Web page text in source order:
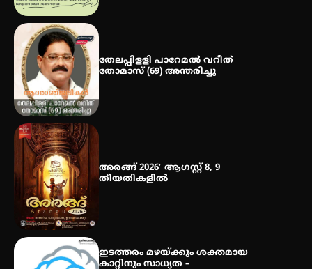
തേലപ്പിളളി പാറേമൽ വറീത്
തോമാസ് (69) അന്തരിച്ചു
അരങ്ങ് 2026′ ആഗസ്റ്റ് 8, 9
തീയതികളിൽ
ഇടത്തരം മഴയ്ക്കും ശക്തമായ
കാറ്റിനും സാധ്യത –